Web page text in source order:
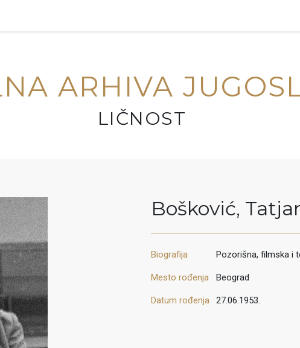
ARHIVA
LIČNOST
Bošković,
Biografija Pozorišna, filmska i
Mesto rođenja Beograd
Datum rođenja 27.06.1953.